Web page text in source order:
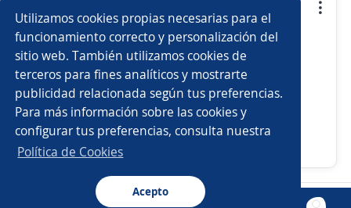
Utilizamos cookies propias necesarias para el
funcionamiento correcto y personalización del
sitio web. También utilizamos cookies de
terceros para fines analíticos y mostrarte
publicidad relacionada según tus preferencias.
Para más información sobre las cookies y
configurar tus preferencias, consulta nuestra
Política de Cookies
Acepto
Se precisa Urgente
Asistente de gerencia general
4,5
EMERMEDICA S.A. SERVICIOS DE
AMBULANCIA PREPAGADOS
Bogotá, D.C., Bogotá, D.C.
Presencial y remoto
Ayer